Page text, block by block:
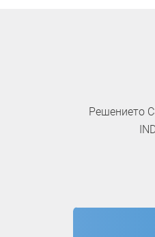
Решението